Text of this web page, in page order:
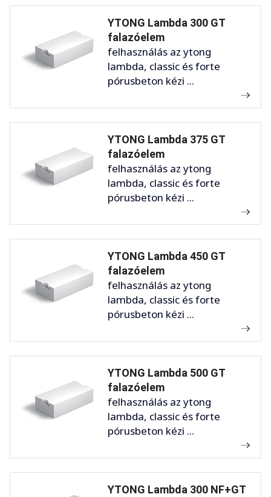
YTONG Lambda 300 GT
falazóelem
felhasználás az ytong
lambda, classic és forte
pórusbeton kézi ...
YTONG Lambda 375 GT
falazóelem
felhasználás az ytong
lambda, classic és forte
pórusbeton kézi ...
YTONG Lambda 450 GT
falazóelem
felhasználás az ytong
lambda, classic és forte
pórusbeton kézi ...
YTONG Lambda 500 GT
falazóelem
felhasználás az ytong
lambda, classic és forte
pórusbeton kézi ...
YTONG Lambda 300 NF+GT